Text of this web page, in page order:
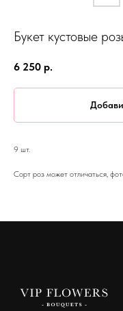
Букет кустовые
6 250 р.
9 шт.
Сорт роз может отличаться,